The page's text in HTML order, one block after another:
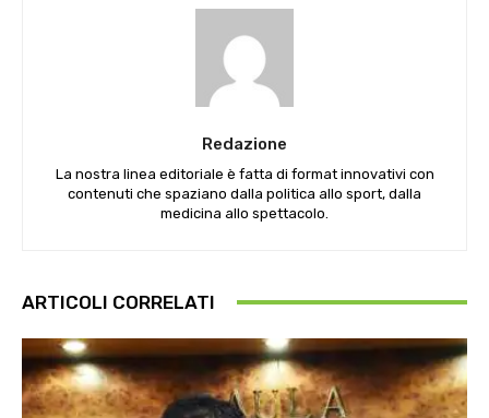
Redazione
La nostra linea editoriale è fatta di format innovativi con
contenuti che spaziano dalla politica allo sport, dalla
medicina allo spettacolo.
ARTICOLI CORRELATI